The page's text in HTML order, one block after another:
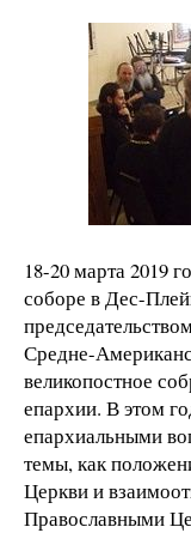
18-20 марта 2019
соборе в Дес-
Средне-
великопостное
епархии. В этом
епархиальными
темы, как
Церкви и
Православными